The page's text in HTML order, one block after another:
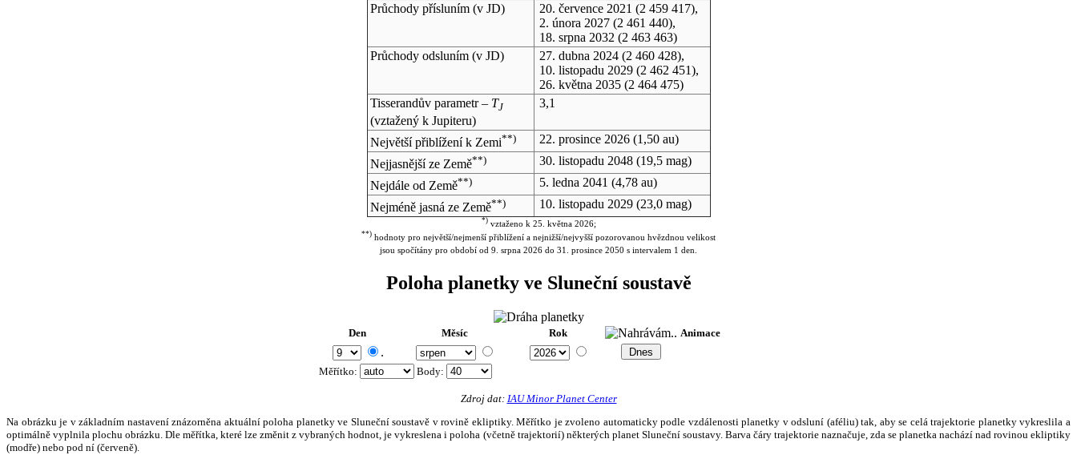
Průchody přísluním (v JD) 20. července 2021 (2 459 417),
2. února 2027(2 461 440),
18. srpna 2032 (2 463 463)
Průchody odsluním (v JD) 27. dubna 2024(2 460 428),
10. listopadu 2029(2 462 451),
26. května 2035(2 464 475)
Tisserandův parametr – TJ
(vztažený k Jupiteru)
3,1
Největší přiblížení k Zemi**) 22. prosince 2026(1,50 au)
Nejjasnější ze Země**) 30. listopadu 2048(19,5 mag)
Nejdále od Země**) 5. ledna 2041 (4,78 au)
Nejméně jasná ze Země**) 10. listopadu 2029(23,0 mag)
*)vztaženo k 25. května 2026;
**) hodnoty pro největší/nejmenší přiblížení a nejnižší/nejvyšší pozorovanou hvězdnou velikost
jsou spočítány pro období od 9. srpna 2026 do 31. prosince 2050 s intervalem 1 den.
Poloha planetky ve Sluneční soustavě
Den Měsíc Rok Animace
.
Měřítko: Body:
Zdroj dat: IAU Minor Planet Center
Na obrázku je v základním nastavení znázorněna aktuální poloha planetky ve Sluneční soustavě v rovině ekliptiky. Měřítko je zvoleno automaticky podle vzdálenosti planetky v odsluní (aféliu) tak, aby se celá trajektorie planetky vykreslila a
optimálně vyplnila plochu obrázku. Dle měřítka, které lze změnit z vybraných hodnot, je vykreslena i poloha (včetně trajektorií) některých planet Sluneční soustavy. Barva čáry trajektorie naznačuje, zda se planetka nachází nad rovinou ekliptiky
(modře) nebo pod ní (červeně).